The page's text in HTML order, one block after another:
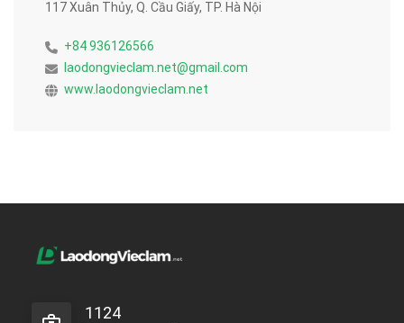
117 Xuân Thủy, Q. Cầu Giấy, TP. Hà Nội
+84 936126566
laodongvieclam.net@gmail.com
www.laodongvieclam.net
1124